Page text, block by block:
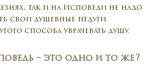
так и на Исповеди не надо
свои душевные недуги
способа уврачевать душу.
– это одно и то же?